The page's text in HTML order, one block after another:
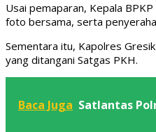
Usai pemaparan, Kepala
foto bersama, serta
Sementara itu, Kapolres
yang ditangani Satgas PKH.
Baca Juga Satlantas